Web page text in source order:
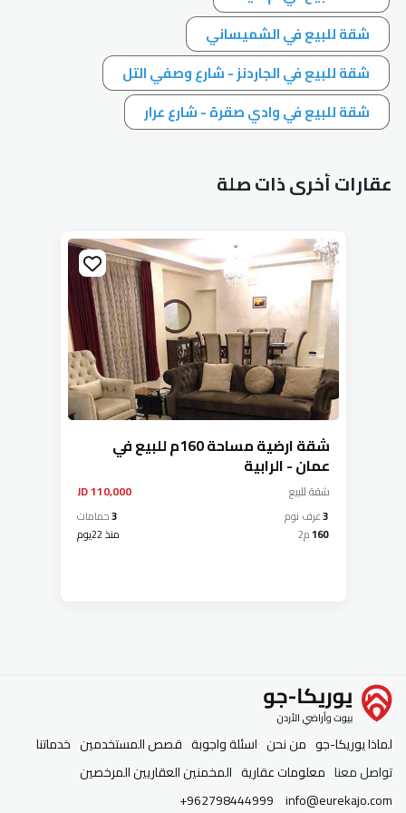
شقة للبيع في الشميساني
شقة للبيع في الجاردنز - شارع وصفي التل
شقة للبيع في وادي صقرة - شارع عرار
عقارات أخرى ذات صلة
شقة ارضية مساحة 160م للبيع في
عمان - الرابية
شقةللبيع 110,000 JD
3غرف نوم 3حمامات
160م2 منذ 22يوم
لماذا يوريكا-جو من نحن اسئلة واجوبة قصص المستخدمين خدماتنا
تواصل معنا معلومات عقارية المخمنين العقاريين المرخصين
info@eurekajo.com
+962798444999